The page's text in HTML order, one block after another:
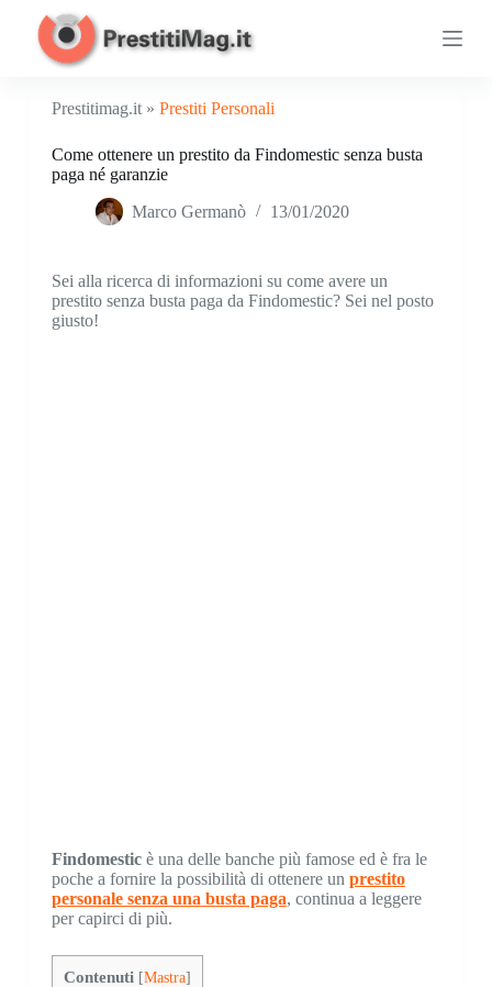
Prestitimag.it » Prestiti Personali
Come ottenere un prestito da Findomestic senza busta
paga né garanzie
Marco Germanò 13/01/2020
Sei alla ricerca di informazioni su come avere un
prestito senza busta paga da Findomestic? Sei nel posto
giusto!
Findomesticè una delle banche più famose ed è fra le
poche a fornire la possibilità di ottenere un prestito
personale senza una busta paga, continua a leggere
per capirci di più.
Contenuti [Mastra]